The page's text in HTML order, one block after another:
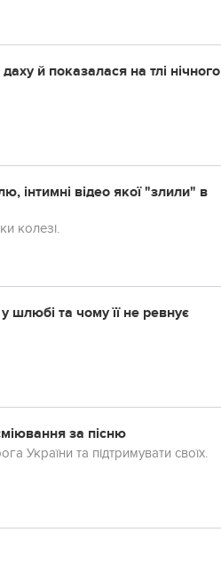
й показалася на тлі нічного
інтимні відео якої "злили" в
колезі.
шлюбі та чому її не ревнує
за пісню
України та підтримувати своїх.